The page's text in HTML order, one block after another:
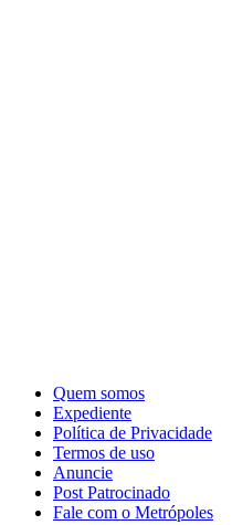
Quem somos
Expediente
Política de Privacidade
Termos de uso
Anuncie
Post Patrocinado
Fale com o Metrópoles